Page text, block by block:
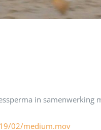
in samenwerking
02/medium.mov